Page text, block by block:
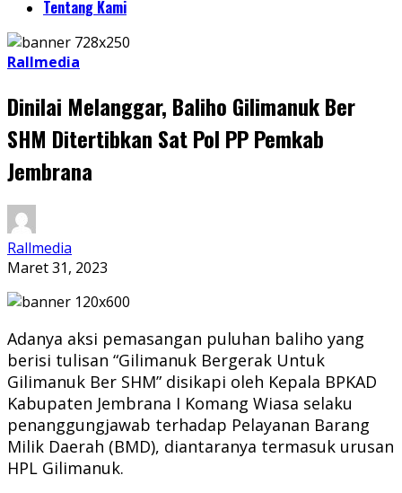
Tentang Kami
Rallmedia
Dinilai Melanggar, Baliho Gilimanuk Ber
SHM Ditertibkan Sat Pol PP Pemkab
Jembrana
Rallmedia
Maret 31, 2023
Adanya aksi pemasangan puluhan baliho yang
berisi tulisan “Gilimanuk Bergerak Untuk
Gilimanuk Ber SHM” disikapi oleh Kepala BPKAD
Kabupaten Jembrana I Komang Wiasa selaku
penanggungjawab terhadap Pelayanan Barang
Milik Daerah (BMD), diantaranya termasuk urusan
HPL Gilimanuk.